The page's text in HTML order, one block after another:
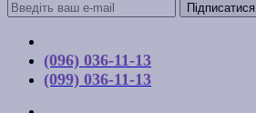
Підписатися
(096) 036-11-13
(099) 036-11-13